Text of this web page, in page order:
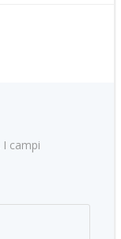
I campi